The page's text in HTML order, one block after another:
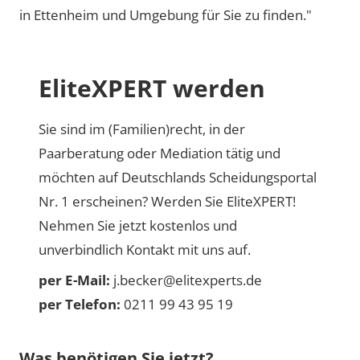
in Ettenheim und Umgebung für Sie zu finden."
EliteXPERT werden
Sie sind im (Familien)recht, in der
Paarberatung oder Mediation tätig und
möchten auf Deutschlands Scheidungsportal
Nr. 1 erscheinen? Werden Sie EliteXPERT!
Nehmen Sie jetzt kostenlos und
unverbindlich Kontakt mit uns auf.
per E-Mail: j.becker@elitexperts.de
per Telefon: 0211 99 43 95 19